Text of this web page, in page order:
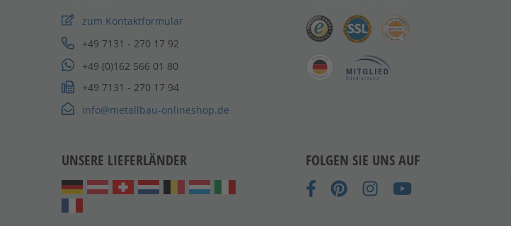
zum Kontaktformular
+49 7131 - 270 17 92
+49 (0)162 566 01 80
+49 7131 - 270 17 94
info@metallbau-onlineshop.de
UNSERE LIEFERLÄNDER FOLGEN SIE UNS AUF